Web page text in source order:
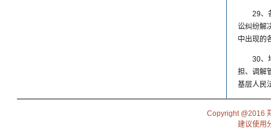
29、
讼纠纷解
中出现的
30、
担、调解
基层人民
Copyright @2016
建议使用